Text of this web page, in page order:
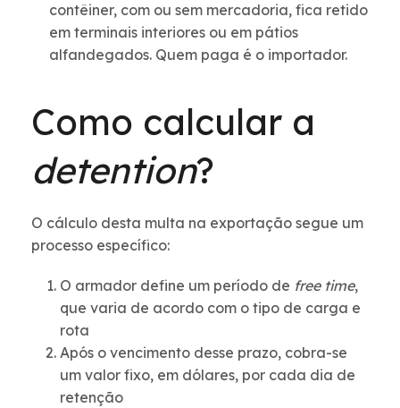
contêiner, com ou sem mercadoria, fica retido
em terminais interiores ou em pátios
alfandegados. Quem paga é o importador.
Como calcular a
detention?
O cálculo desta multa na exportação segue um
processo específico:
O armador define um período de free time,
que varia de acordo com o tipo de carga e
rota
Após o vencimento desse prazo, cobra-se
um valor fixo, em dólares, por cada dia de
retenção